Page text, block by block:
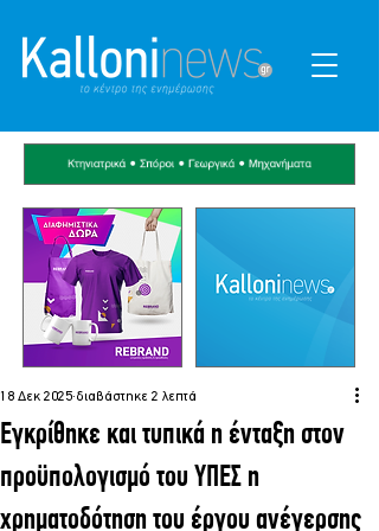
Εγκρίθηκε και τυπικά η ένταξη στον
προϋπολογισμό του ΥΠΕΣ η
χρηματοδότηση του έργου ανέγερσης
18 Δεκ 2025 διαβάστηκε 2 λεπτά